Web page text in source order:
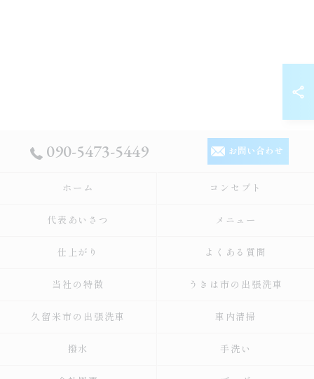
090-5473-5449 お問い合わせ
ホーム コンセプト
代表あいさつ メニュー
仕上がり よくある質問
当社の特徴 うきは市の出張洗車
久留米市の出張洗車 車内清掃
撥水 手洗い